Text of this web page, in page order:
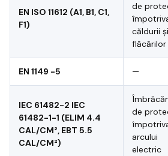
EN ISO 11612 (A1, B1, C1,
F1)
de
căldurii și
flăcărilor
EN 1149 -5 —
IEC 61482-2 IEC
61482-1-1 (ELIM 4.4
CAL/CM², EBT 5.5
CAL/CM²)
de
arcului
electric